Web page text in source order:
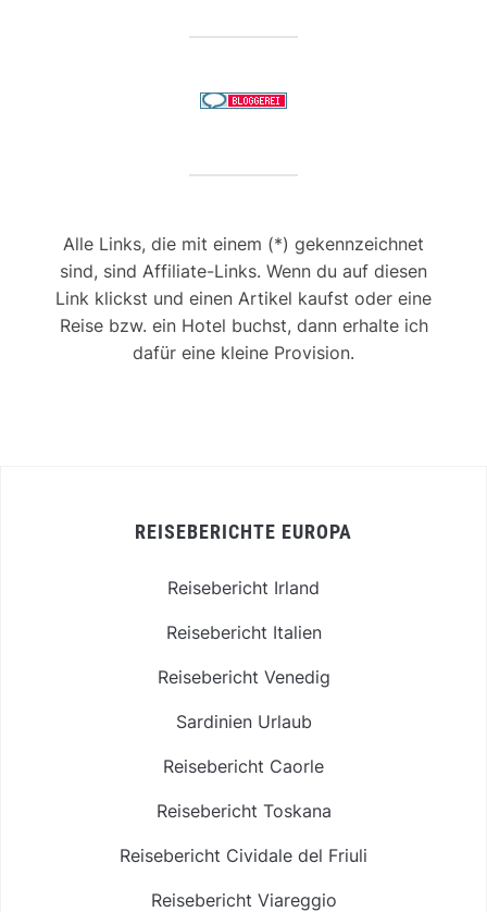
Alle Links, die mit einem (*) gekennzeichnet
sind, sind Affiliate-Links. Wenn du auf diesen
Link klickst und einen Artikel kaufst oder eine
Reise bzw. ein Hotel buchst, dann erhalte ich
dafür eine kleine Provision.
REISEBERICHTE EUROPA
Reisebericht Irland
Reisebericht Italien
Reisebericht Venedig
Sardinien Urlaub
Reisebericht Caorle
Reisebericht Toskana
Reisebericht Cividale del Friuli
Reisebericht Viareggio